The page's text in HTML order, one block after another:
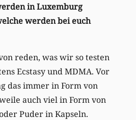
in Luxemburg
werden bei euch
reden, was wir so testen
Ecstasy und MDMA. Vor
das immer in Form von
auch viel in Form von
Puder in Kapseln.